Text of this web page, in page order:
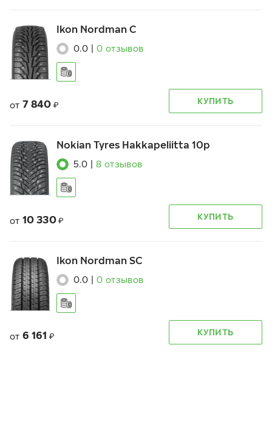
Ikon Nordman C
0.0 0 отзывов
от 7 840 ₽ КУПИТЬ
Nokian Tyres Hakkapeliitta 10p
5.0 8 отзывов
от 10 330 ₽ КУПИТЬ
Ikon Nordman SC
0.0 0 отзывов
от 6 161 ₽ КУПИТЬ